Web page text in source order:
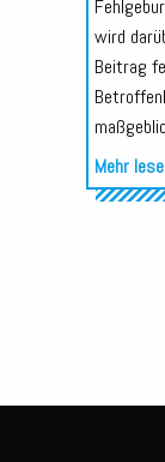
wird
Beitrag
Mehr